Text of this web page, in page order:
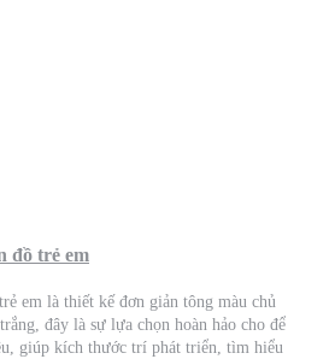
đồ trẻ em
em là thiết kế đơn giản tông màu chủ
đây là sự lựa chọn hoàn hảo cho để
giúp kích thước trí phát triển, tìm hiểu